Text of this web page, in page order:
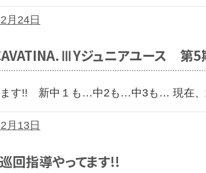
月24日
ジュニアユース 第5
ます!! 新中１も…中2も…中3も… 現在
月13日
回指導やってます!!